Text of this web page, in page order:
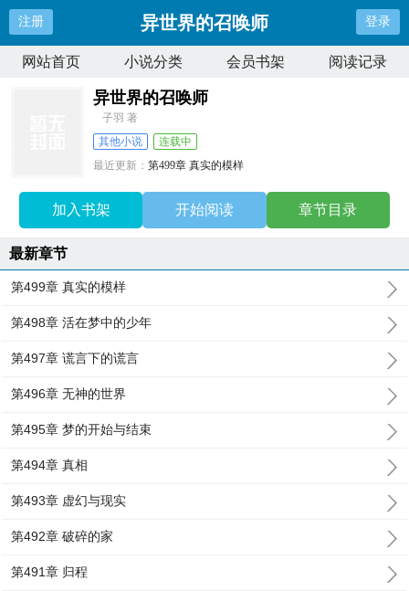
注册 异世界的召唤师 登录
网站首页 小说分类 会员书架 阅读记录
异世界的召唤师
子羽 著
其他小说
连载中
最近更新：第499章 真实的模样
加入书架 开始阅读 章节目录
最新章节
第499章 真实的模样
第498章 活在梦中的少年
第497章 谎言下的谎言
第496章 无神的世界
第495章 梦的开始与结束
第494章 真相
第493章 虚幻与现实
第492章 破碎的家
第491章 归程